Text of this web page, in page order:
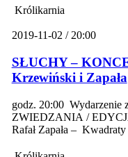
Królikarnia
2019-11-02 / 20:00
SŁUCHY –
Krzewiński i Zapała
godz. 20:00
ZWIEDZANIA /
Rafał Zapała – Kwadraty